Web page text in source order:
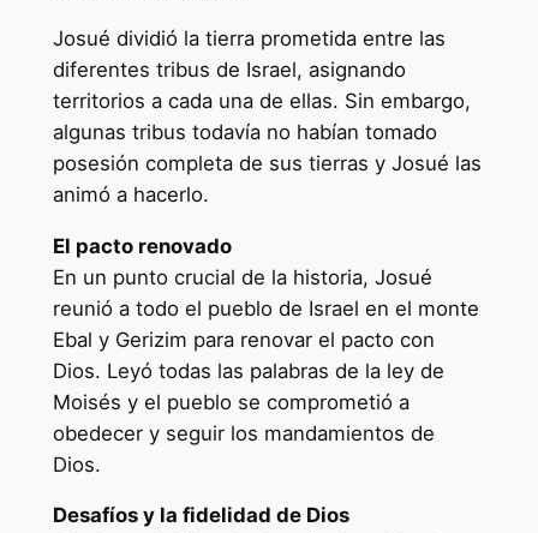
Josué dividió la tierra prometida entre las
diferentes tribus de Israel, asignando
territorios a cada una de ellas. Sin embargo,
algunas tribus todavía no habían tomado
posesión completa de sus tierras y Josué las
animó a hacerlo.
El pacto renovado
En un punto crucial de la historia, Josué
reunió a todo el pueblo de Israel en el monte
Ebal y Gerizim para renovar el pacto con
Dios. Leyó todas las palabras de la ley de
Moisés y el pueblo se comprometió a
obedecer y seguir los mandamientos de
Dios.
Desafíos y la fidelidad de Dios